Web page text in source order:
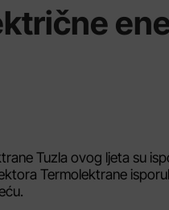
Tuzla ovog ljeta su
Termolektrane